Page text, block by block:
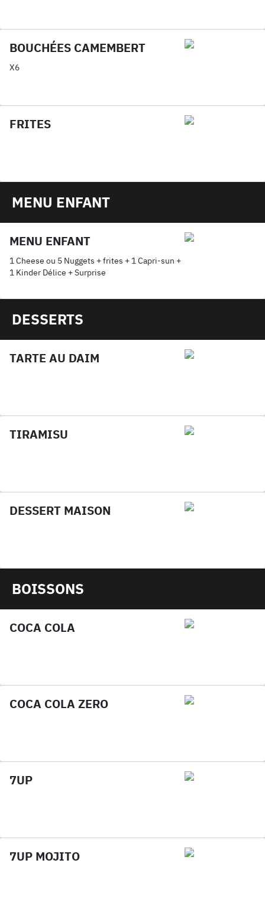
BOUCHÉES CAMEMBERT
X6
FRITES
MENU ENFANT
MENU ENFANT
1 Cheese ou 5 Nuggets + frites + 1 Capri-sun +
1 Kinder Délice + Surprise
DESSERTS
TARTE AU DAIM
TIRAMISU
DESSERT MAISON
BOISSONS
COCA COLA
COCA COLA ZERO
7UP
7UP MOJITO